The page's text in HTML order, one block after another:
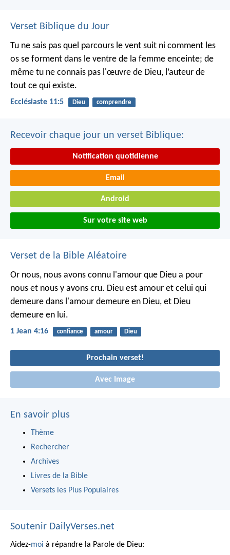
Verset Biblique du Jour
Tu ne sais pas quel parcours le vent suit ni comment les
os se forment dans le ventre de la femme enceinte; de
même tu ne connais pas l'œuvre de Dieu, l’auteur de
tout ce qui existe.
Ecclésiaste 11:5 Dieu comprendre
Recevoir chaque jour un verset Biblique:
Notification quotidienne
Email
Android
Sur votre site web
Verset de la Bible Aléatoire
Or nous, nous avons connu l'amour que Dieu a pour
nous et nous y avons cru. Dieu est amour et celui qui
demeure dans l'amour demeure en Dieu, et Dieu
demeure en lui.
1 Jean 4:16 confiance amour Dieu
Prochain verset!
Avec Image
En savoir plus
Thème
Rechercher
Archives
Livres de la Bible
Versets les Plus Populaires
Soutenir DailyVerses.net
Aidez-moi à répandre la Parole de Dieu: